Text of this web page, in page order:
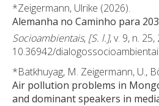
*Zeigermann, Ulrike (2026).
Alemanha no Caminho para
Socioambientais, [S. l.], v. 9, n.
10.36942/
*Batkhuyag, M. Zeigermann, U.,
Air pollution problems in
and dominant speakers in